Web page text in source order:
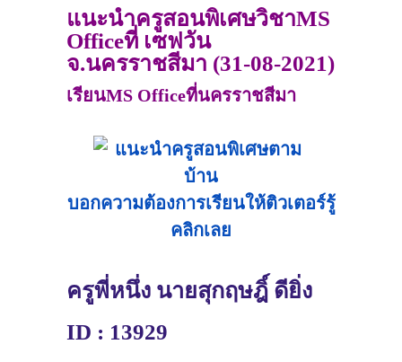
แนะนำครูสอนพิเศษวิชาMS
Officeที่ เซฟวัน
จ.นครราชสีมา (31-08-2021)
เรียนMS Officeที่นครราชสีมา
บอกความต้องการเรียนให้ติวเตอร์รู้
คลิกเลย
ครูพี่หนึ่ง นายสุกฤษฎิ์ ดียิ่ง
ID : 13929